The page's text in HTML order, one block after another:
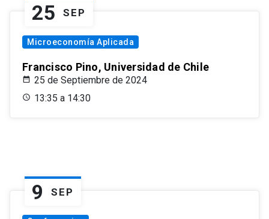
25 SEP
Microeconomía Aplicada
Francisco Pino, Universidad de Chile
25 de Septiembre de 2024
13:35 a 14:30
9 SEP